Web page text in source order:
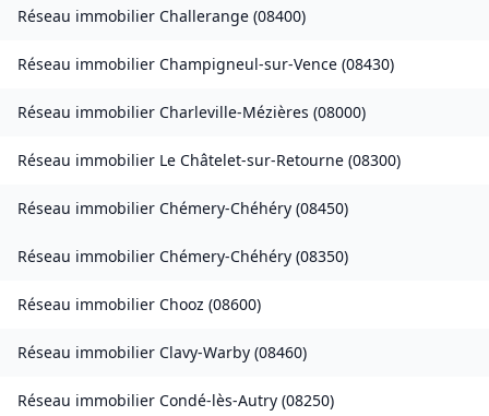
Réseau immobilier Challerange (08400)
Réseau immobilier Champigneul-sur-Vence (08430)
Réseau immobilier Charleville-Mézières (08000)
Réseau immobilier Le Châtelet-sur-Retourne (08300)
Réseau immobilier Chémery-Chéhéry (08450)
Réseau immobilier Chémery-Chéhéry (08350)
Réseau immobilier Chooz (08600)
Réseau immobilier Clavy-Warby (08460)
Réseau immobilier Condé-lès-Autry (08250)